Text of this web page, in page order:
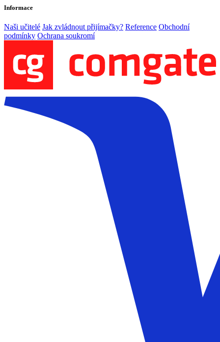
Informace
Naši učitelé Jak zvládnout přijímačky? Reference Obchodní
podmínky Ochrana soukromí